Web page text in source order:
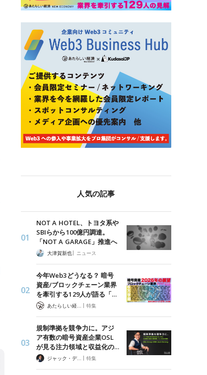
人気の記事
NOT A HOTEL、トヨタ系や
SBIらから100億円調達。
「NOT A GARAGE」推進へ
大津賀新也| ニュース
今年Web3どうなる？ 暗号
資産/ブロックチェーン業界
を牽引する129人が語る「…
| 特集
規制準拠を競争力に。アジ
ア有数の暗号資産企業OSL
が見る注力領域と収益化の…
ジャック・デロン（Jack Derong） | 特集